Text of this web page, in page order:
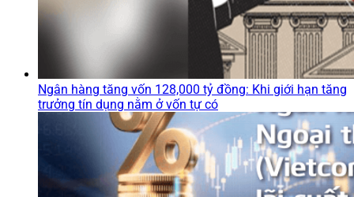
Ngân hàng tăng vốn 128,000 tỷ đồng: Khi giới hạn tăng
trưởng tín dụng nằm ở vốn tự có